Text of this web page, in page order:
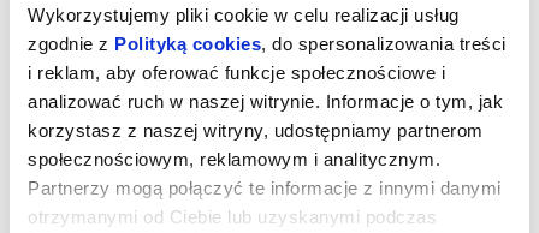
Wykorzystujemy pliki cookie w celu realizacji usług
zgodnie z Polityką cookies, do spersonalizowania treści
i reklam, aby oferować funkcje społecznościowe i
analizować ruch w naszej witrynie. Informacje o tym, jak
korzystasz z naszej witryny, udostępniamy partnerom
społecznościowym, reklamowym i analitycznym.
Partnerzy mogą połączyć te informacje z innymi danymi
otrzymanymi od Ciebie lub uzyskanymi podczas